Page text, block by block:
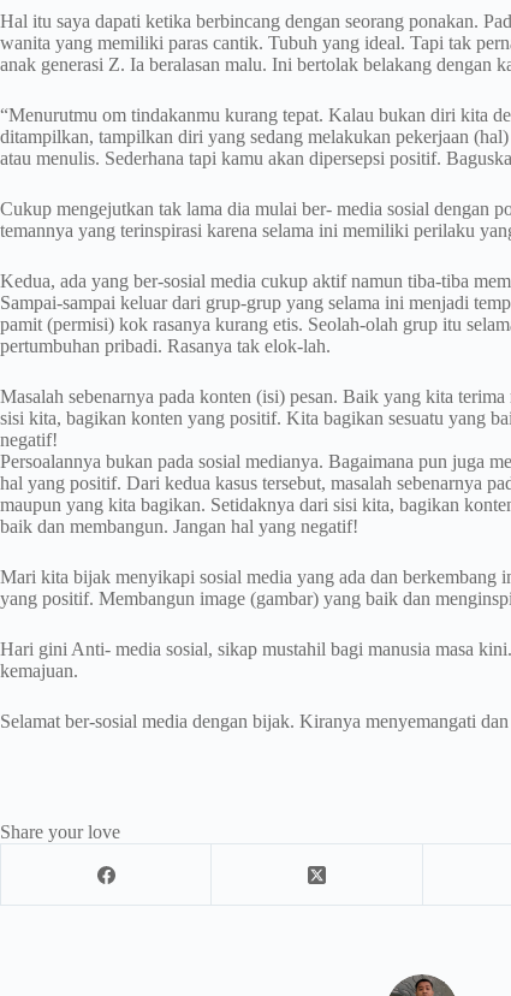
Hal itu saya dapati ketika berbincang dengan seorang ponakan.
wanita yang memiliki paras cantik. Tubuh yang ideal. Tapi tak
anak generasi Z. Ia beralasan malu. Ini bertolak belakang dengan
“Menurutmu om tindakanmu kurang tepat. Kalau bukan diri kita
ditampilkan, tampilkan diri yang sedang melakukan pekerjaan
atau menulis. Sederhana tapi kamu akan dipersepsi positif.
Cukup mengejutkan tak lama dia mulai ber- media sosial dengan
temannya yang terinspirasi karena selama ini memiliki perilaku
Kedua, ada yang ber-sosial media cukup aktif namun tiba-tiba
Sampai-sampai keluar dari grup-grup yang selama ini menjadi
pamit (permisi) kok rasanya kurang etis. Seolah-olah grup itu
pertumbuhan pribadi. Rasanya tak elok-lah.
Masalah sebenarnya pada konten (isi) pesan. Baik yang kita
sisi kita, bagikan konten yang positif. Kita bagikan sesuatu yang
negatif!
Persoalannya bukan pada sosial medianya. Bagaimana pun juga
hal yang positif. Dari kedua kasus tersebut, masalah sebenarnya
maupun yang kita bagikan. Setidaknya dari sisi kita, bagikan
baik dan membangun. Jangan hal yang negatif!
Mari kita bijak menyikapi sosial media yang ada dan berkembang
yang positif. Membangun image (gambar) yang baik dan
Hari gini Anti- media sosial, sikap mustahil bagi manusia masa
kemajuan.
Selamat ber-sosial media dengan bijak. Kiranya menyemangati
Share your love